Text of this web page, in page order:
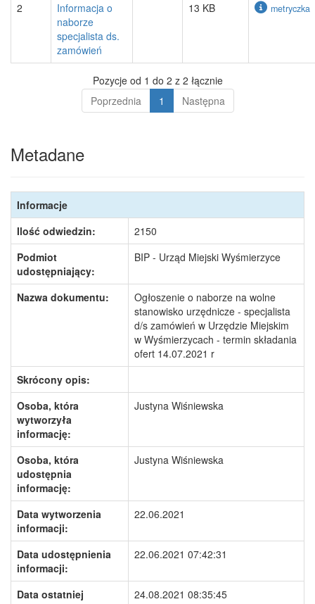
2
Informacja o
naborze
specjalista ds.
zamówień
13 KB metryczka
Pozycje od 1 do 2 z 2 łącznie
Poprzednia
1 Następna
Metadane
Informacje
Ilość odwiedzin:
2150
Podmiot
udostępniający:
BIP - Urząd Miejski Wyśmierzyce
Nazwa dokumentu:
Ogłoszenie o naborze na wolne
stanowisko urzędnicze - specjalista
d/s zamówień w Urzędzie Miejskim
w Wyśmierzycach - termin składania
ofert 14.07.2021 r
Skrócony opis:
Osoba, która
wytworzyła
informację:
Justyna Wiśniewska
Osoba, która
udostępnia
informację:
Justyna Wiśniewska
Data wytworzenia
informacji:
22.06.2021
Data udostępnienia
informacji:
22.06.2021 07:42:31
Data ostatniej
24.08.2021 08:35:45